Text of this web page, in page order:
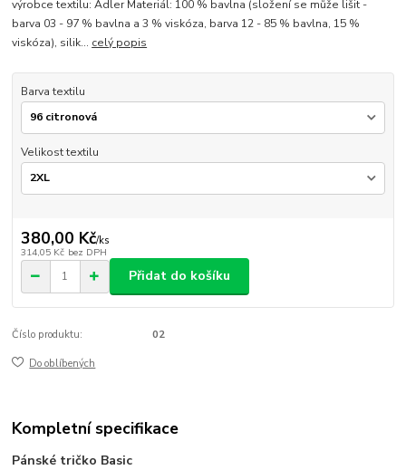
výrobce textilu: Adler Materiál: 100 % bavlna (složení se může lišit -
barva 03 - 97 % bavlna a 3 % viskóza, barva 12 - 85 % bavlna, 15 %
viskóza), silik... celý popis
Barva textilu
Velikost textilu
380,00 Kč/ks
314,05 Kč bez DPH
Přidat do košíku
Číslo produktu: 02
Do oblíbených
Kompletní specifikace
Pánské tričko Basic